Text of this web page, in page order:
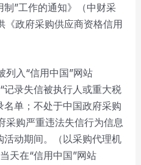
”工作的通知》（中财采
政府采购供应商资格信用
列入“信用中国”网站
录失信被执行人或重大税
单；不处于中国政府采购
购严重违法失信行为信息
活动期间。（以采购代理机
天在“信用中国”网站